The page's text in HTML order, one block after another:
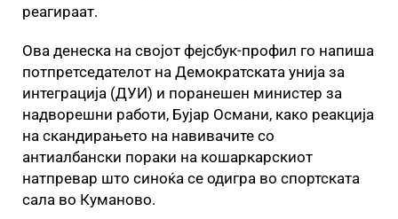
реагираат.
Ова денеска на својот фејсбук-профил го напиша
потпретседателот на Демократската унија за
интеграција (ДУИ) и поранешен министер за
надворешни работи, Бујар Османи, како реакција
на скандирањето на навивачите со
антиалбански пораки на кошаркарскиот
натпревар што синоќа се одигра во спортската
сала во Куманово.